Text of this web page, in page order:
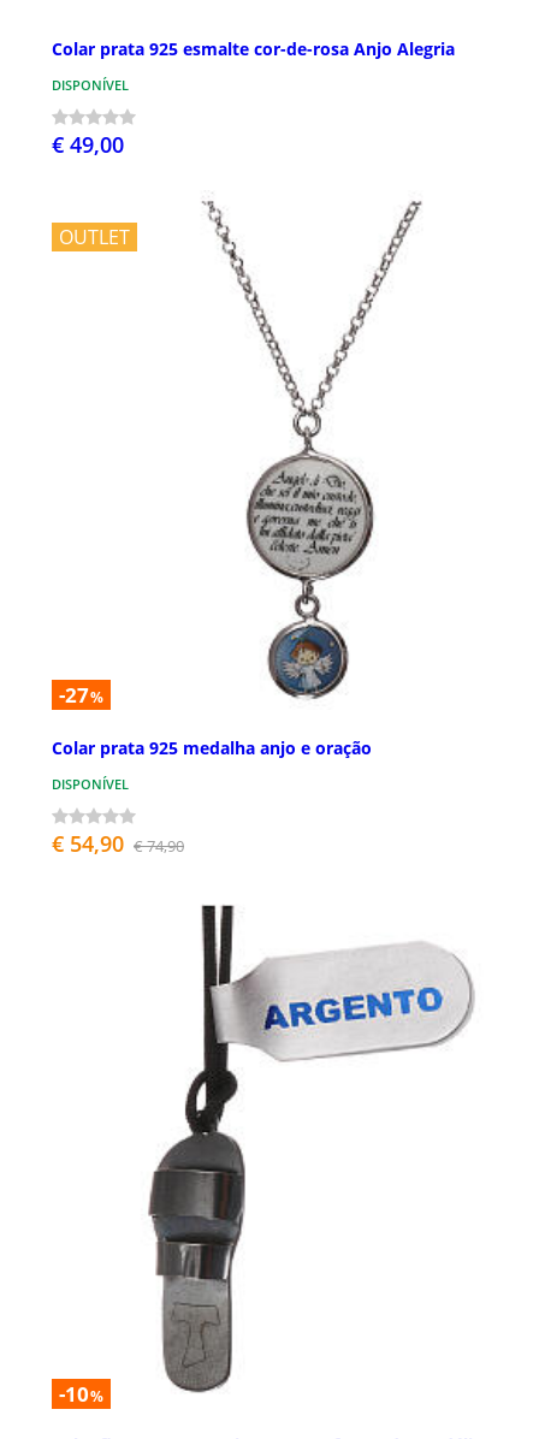
Colar prata 925 esmalte cor-de-rosa Anjo Alegria
DISPONÍVEL
€ 49,00
OUTLET
-27%
Colar prata 925 medalha anjo e oração
DISPONÍVEL
€ 54,90 € 74,90
-10%